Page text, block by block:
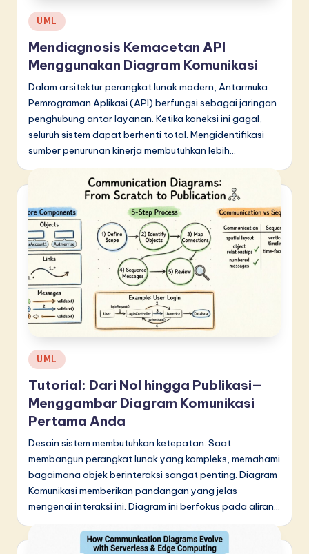
Posted
in
UML
Mendiagnosis Kemacetan API
Menggunakan Diagram Komunikasi
Dalam arsitektur perangkat lunak modern, Antarmuka
Pemrograman Aplikasi (API) berfungsi sebagai jaringan
penghubung antar layanan. Ketika koneksi ini gagal,
seluruh sistem dapat berhenti total. Mengidentifikasi
sumber penurunan kinerja membutuhkan lebih…
Posted
in
UML
Tutorial: Dari Nol hingga Publikasi—
Menggambar Diagram Komunikasi
Pertama Anda
Desain sistem membutuhkan ketepatan. Saat
membangun perangkat lunak yang kompleks, memahami
bagaimana objek berinteraksi sangat penting. Diagram
Komunikasi memberikan pandangan yang jelas
mengenai interaksi ini. Diagram ini berfokus pada aliran…